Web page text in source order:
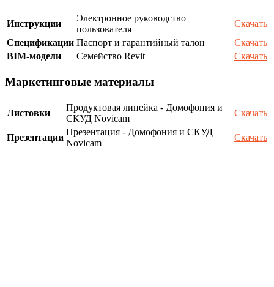
Инструкции
Электронное руководство
пользователя
Скачать
Спецификации Паспорт и гарантийный талон
Скачать
BIM-модели
Семейство Revit Скачать
Маркетинговые материалы
Листовки
Продуктовая линейка - Домофония и
СКУД Novicam
Скачать
Презентации
Презентация - Домофония и СКУД
Novicam
Скачать